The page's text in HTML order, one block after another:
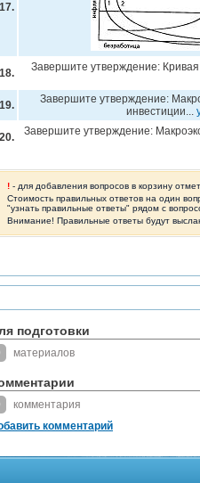
17.
18. Завершите утверждение:
19.
Завершите утверждение:
инвестиции...
20. Завершите утверждение:
! - для добавления вопросов в корзину
Стоимость правильных ответов на один
"узнать правильные ответы" рядом с
Внимание! Правильные ответы будут
подготовки
материалов
комментария
комментарий